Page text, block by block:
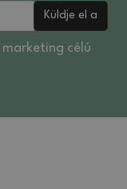
Küldje el a
marketing célú